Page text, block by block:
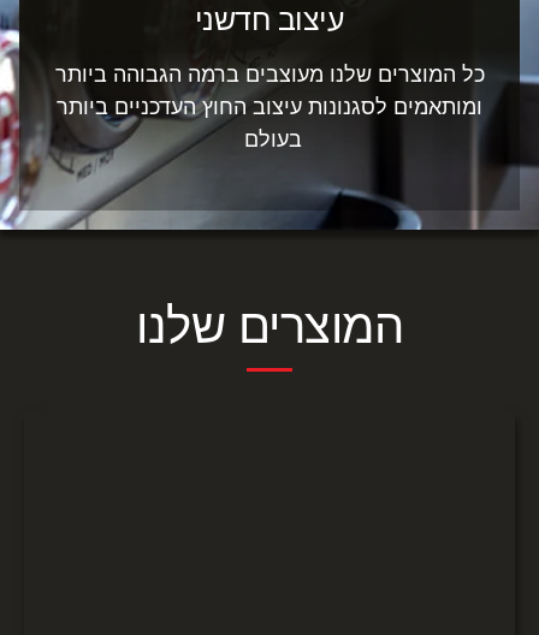
עיצוב חדשני
כל המוצרים שלנו מעוצבים ברמה הגבוהה ביותר
ומותאמים לסגנונות עיצוב החוץ העדכניים ביותר
בעולם
המוצרים שלנו